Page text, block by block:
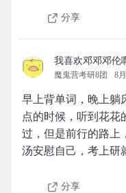
分享
我喜欢邓邓邓伦
魔鬼营考研8团 8
早上背单词，晚上躺
点的时候，听到花花
过，但是前行的路上
汤安慰自己，考上研
分享